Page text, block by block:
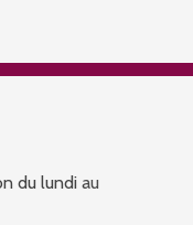
du lundi au